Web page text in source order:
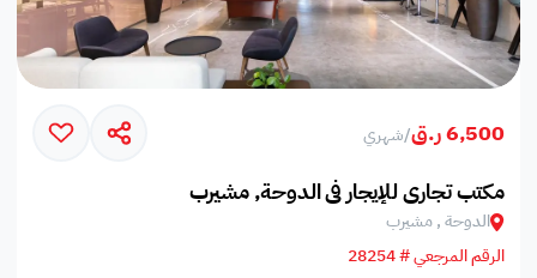
6,500 ر.ق /شهري
مكتب تجاري للإيجار في الدوحة, مشيرب
الدوحة , مشيرب
الرقم المرجعي # 28254